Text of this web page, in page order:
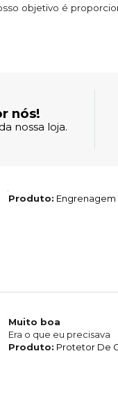
objetivo é
nós!
nossa loja.
Produto: Engrenagem
Muito boa
Era o que eu precisava
Produto: Protetor De